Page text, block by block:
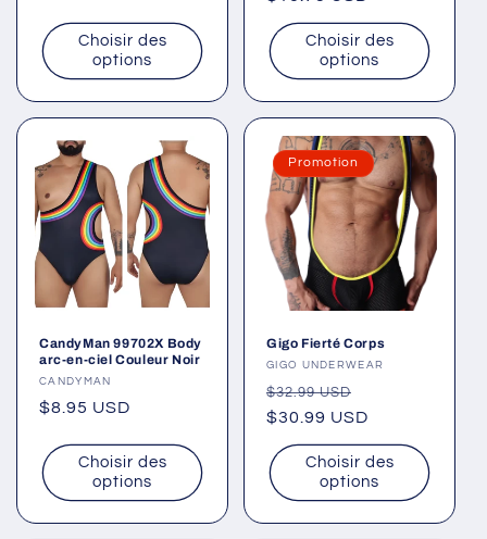
Choisir des
options
Choisir des
options
CandyMan 99702X Body
arc-en-ciel Couleur Noir
Fournisseur :
CANDYMAN
Prix
$8.95 USD
Choisir des
options
Promotion
Gigo Fierté Corps
Fournisseur :
GIGO UNDERWEAR
Prix
habituel
$32.99 USD
promotionnel
$30.99 USD
Choisir des
options